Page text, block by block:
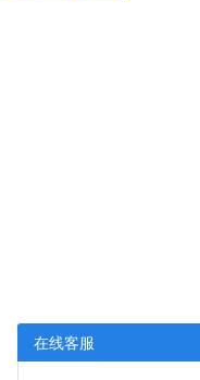
在线客服